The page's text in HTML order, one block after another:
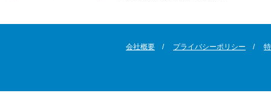
会社概要 プライバシーポリシー